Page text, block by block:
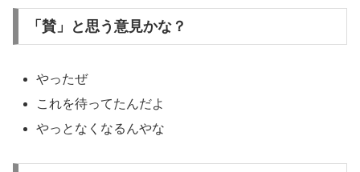
「賛」と思う意見かな？
やったぜ
これを待ってたんだよ
やっとなくなるんやな